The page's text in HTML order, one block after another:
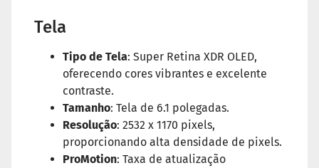
Tela
Tipo de Tela: Super Retina XDR OLED,
oferecendo cores vibrantes e excelente
contraste.
Tamanho: Tela de 6.1 polegadas.
Resolução: 2532 x 1170 pixels,
proporcionando alta densidade de pixels.
ProMotion: Taxa de atualização